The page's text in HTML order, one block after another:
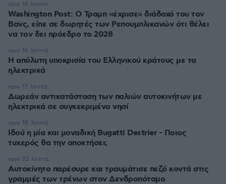
Washington Post: Ο Τραμπ «έχρισε» διάδοχό του τον
Βανς, είπε σε δωρητές των Ρεπουμπλικανών ότι θέλει
να τον δει πρόεδρο το 2028
πριν 16 λεπτά
Η απόλυτη υποκρισία του Ελληνικού κράτους με τα
ηλεκτρικά
πριν 16 λεπτά
Δωρεάν αντικατάσταση των παλιών αυτοκινήτων με
ηλεκτρικά σε συγκεκριμένο νησί
πριν 17 λεπτά
Ιδού η μία και μοναδική Bugatti Destrier - Ποιος
τυχερός θα την αποκτήσει;
πριν 18 λεπτά
Αυτοκίνητο παρέσυρε και τραυμάτισε πεζό κοντά στις
γραμμές των τρένων στον Δενδροπόταμο
πριν 22 λεπτά